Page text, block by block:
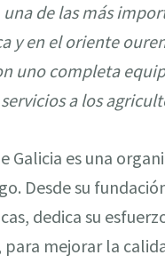
de las más
y en el oriente
uno completa
a los
Galicia es una
Desde su
dedica su
mejorar la